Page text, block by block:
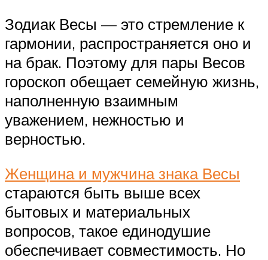
Зодиак Весы — это стремление к
гармонии, распространяется оно и
на брак. Поэтому для пары Весов
гороскоп обещает семейную жизнь,
наполненную взаимным
уважением, нежностью и
верностью.
Женщина и мужчина знака Весы
стараются быть выше всех
бытовых и материальных
вопросов, такое единодушие
обеспечивает совместимость. Но